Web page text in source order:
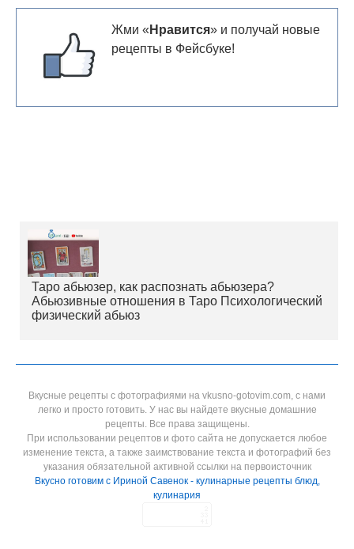
Жми « Нравится» и получай новые
рецепты в Фейсбуке!
Таро абьюзер, как распознать абьюзера?
Абьюзивные отношения в Таро Психологический
физический абьюз
Вкусные рецепты с фотографиями на vkusno-gotovim.com, с нами
легко и просто готовить. У нас вы найдете вкусные домашние
рецепты. Все права защищены.
При использовании рецептов и фото сайта не допускается любое
изменение текста, а также заимствование текста и фотографий без
указания обязательной активной ссылки на первоисточник
Вкусно готовим с Ириной Савенок - кулинарные рецепты блюд,
кулинария